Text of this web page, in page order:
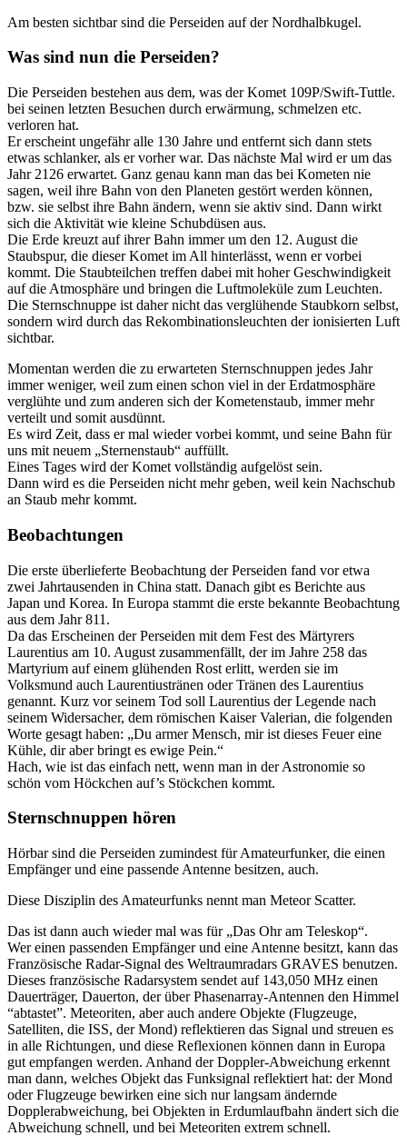
Am besten sichtbar sind die Perseiden auf der Nordhalbkugel.
Was sind nun die Perseiden?
Die Perseiden bestehen aus dem, was der Komet 109P/Swift-Tuttle.
bei seinen letzten Besuchen durch erwärmung, schmelzen etc.
verloren hat.
Er erscheint ungefähr alle 130 Jahre und entfernt sich dann stets
etwas schlanker, als er vorher war. Das nächste Mal wird er um das
Jahr 2126 erwartet. Ganz genau kann man das bei Kometen nie
sagen, weil ihre Bahn von den Planeten gestört werden können,
bzw. sie selbst ihre Bahn ändern, wenn sie aktiv sind. Dann wirkt
sich die Aktivität wie kleine Schubdüsen aus.
Die Erde kreuzt auf ihrer Bahn immer um den 12. August die
Staubspur, die dieser Komet im All hinterlässt, wenn er vorbei
kommt. Die Staubteilchen treffen dabei mit hoher Geschwindigkeit
auf die Atmosphäre und bringen die Luftmoleküle zum Leuchten.
Die Sternschnuppe ist daher nicht das verglühende Staubkorn selbst,
sondern wird durch das Rekombinationsleuchten der ionisierten Luft
sichtbar.
Momentan werden die zu erwarteten Sternschnuppen jedes Jahr
immer weniger, weil zum einen schon viel in der Erdatmosphäre
verglühte und zum anderen sich der Kometenstaub, immer mehr
verteilt und somit ausdünnt.
Es wird Zeit, dass er mal wieder vorbei kommt, und seine Bahn für
uns mit neuem „Sternenstaub“ auffüllt.
Eines Tages wird der Komet vollständig aufgelöst sein.
Dann wird es die Perseiden nicht mehr geben, weil kein Nachschub
an Staub mehr kommt.
Beobachtungen
Die erste überlieferte Beobachtung der Perseiden fand vor etwa
zwei Jahrtausenden in China statt. Danach gibt es Berichte aus
Japan und Korea. In Europa stammt die erste bekannte Beobachtung
aus dem Jahr 811.
Da das Erscheinen der Perseiden mit dem Fest des Märtyrers
Laurentius am 10. August zusammenfällt, der im Jahre 258 das
Martyrium auf einem glühenden Rost erlitt, werden sie im
Volksmund auch Laurentiustränen oder Tränen des Laurentius
genannt. Kurz vor seinem Tod soll Laurentius der Legende nach
seinem Widersacher, dem römischen Kaiser Valerian, die folgenden
Worte gesagt haben: „Du armer Mensch, mir ist dieses Feuer eine
Kühle, dir aber bringt es ewige Pein.“
Hach, wie ist das einfach nett, wenn man in der Astronomie so
schön vom Höckchen auf’s Stöckchen kommt.
Sternschnuppen hören
Hörbar sind die Perseiden zumindest für Amateurfunker, die einen
Empfänger und eine passende Antenne besitzen, auch.
Diese Disziplin des Amateurfunks nennt man Meteor Scatter.
Das ist dann auch wieder mal was für „Das Ohr am Teleskop“.
Wer einen passenden Empfänger und eine Antenne besitzt, kann das
Französische Radar-Signal des Weltraumradars GRAVES benutzen.
Dieses französische Radarsystem sendet auf 143,050 MHz einen
Dauerträger, Dauerton, der über Phasenarray-Antennen den Himmel
“abtastet”. Meteoriten, aber auch andere Objekte (Flugzeuge,
Satelliten, die ISS, der Mond) reflektieren das Signal und streuen es
in alle Richtungen, und diese Reflexionen können dann in Europa
gut empfangen werden. Anhand der Doppler-Abweichung erkennt
man dann, welches Objekt das Funksignal reflektiert hat: der Mond
oder Flugzeuge bewirken eine sich nur langsam ändernde
Dopplerabweichung, bei Objekten in Erdumlaufbahn ändert sich die
Abweichung schnell, und bei Meteoriten extrem schnell.